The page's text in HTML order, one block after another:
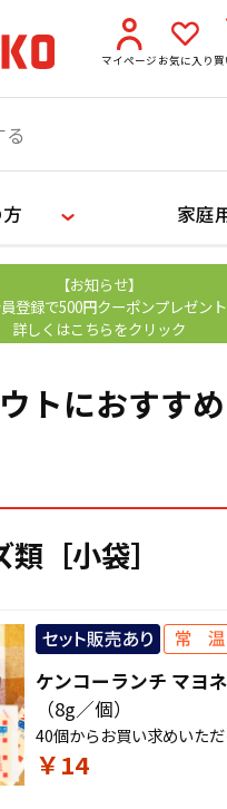
マイページ お気に入り
家庭
【お知らせ】
登録で500円クーポンプレゼント
詳しくはこちらをクリック
トにおすす
［小袋］
ケンコーランチ マヨ
（8g／個）
40個からお買い求めいた
￥14